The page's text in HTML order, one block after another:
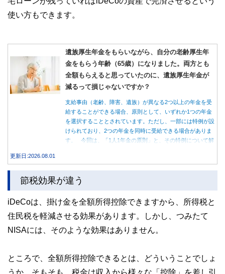
使い方もできます。
遺族厚生年金をもらいながら、自分の老齢厚生年
金をもらう年齢（65歳）になりました。両方とも
全額もらえると思っていたのに、遺族厚生年金が
減るって損じゃないですか？
支給事由（老齢、障害、遺族）が異なる2つ以上の年金を受
給することができる場合、原則として、いずれか1つの年金
を選択することとされています。ただし、一部には特例が設
けられており、2つの年金を同時に受給できる場合がありま
す。 今回は、「1人1年金の原則」と、その特例について解
更新日:2026.08.01
節税効果が違う
iDeCoは、掛け金を全額所得控除できますから、所得税と
住民税を軽減させる効果があります。しかし、つみたて
NISAには、そのような効果はありません。
ところで、全額所得控除できるとは、どういうことでしょ
うか。そもそも、税金は収入から様々な「控除」を差し引